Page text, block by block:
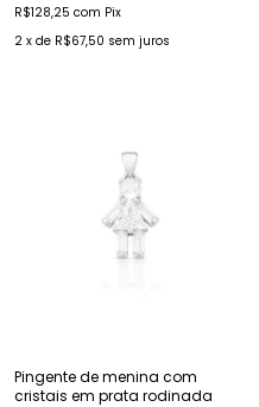
R$128,25 com Pix
2 x de R$67,50 sem juros
Pingente de menina com
cristais em prata rodinada